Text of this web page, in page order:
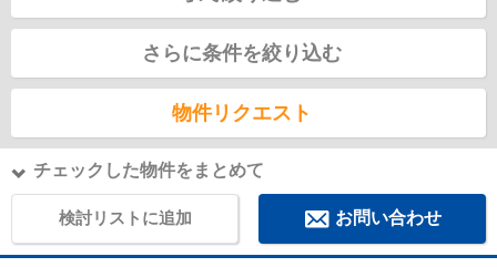
さらに条件を絞り込む
物件リクエスト
チェックした物件をまとめて
検討リストに追加 お問い合わせ